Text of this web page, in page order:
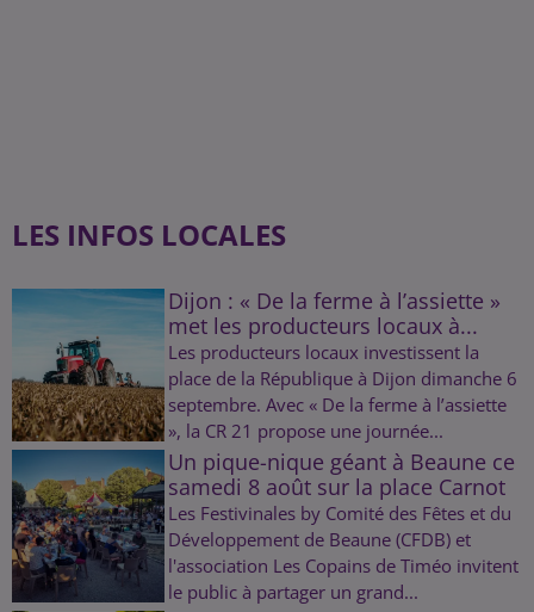
LES INFOS LOCALES
Dijon : « De la ferme à l’assiette »
met les producteurs locaux à...
Les producteurs locaux investissent la
place de la République à Dijon dimanche 6
septembre. Avec « De la ferme à l’assiette
», la CR 21 propose une journée...
Un pique-nique géant à Beaune ce
samedi 8 août sur la place Carnot
Les Festivinales by Comité des Fêtes et du
Développement de Beaune (CFDB) et
l'association Les Copains de Timéo invitent
le public à partager un grand...